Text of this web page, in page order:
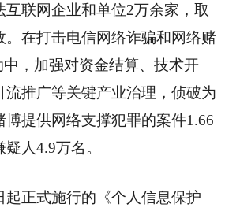
互联网企业和单位2万余家，取
。在打击电信网络诈骗和网络赌
中，加强对资金结算、技术开
流推广等关键产业治理，侦破为
博提供网络支撑犯罪的案件1.66
人4.9万名。
起正式施行的《个人信息保护